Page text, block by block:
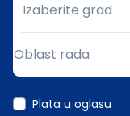
Grad
Izaberite grad
Oblast rada
Plata u oglasu